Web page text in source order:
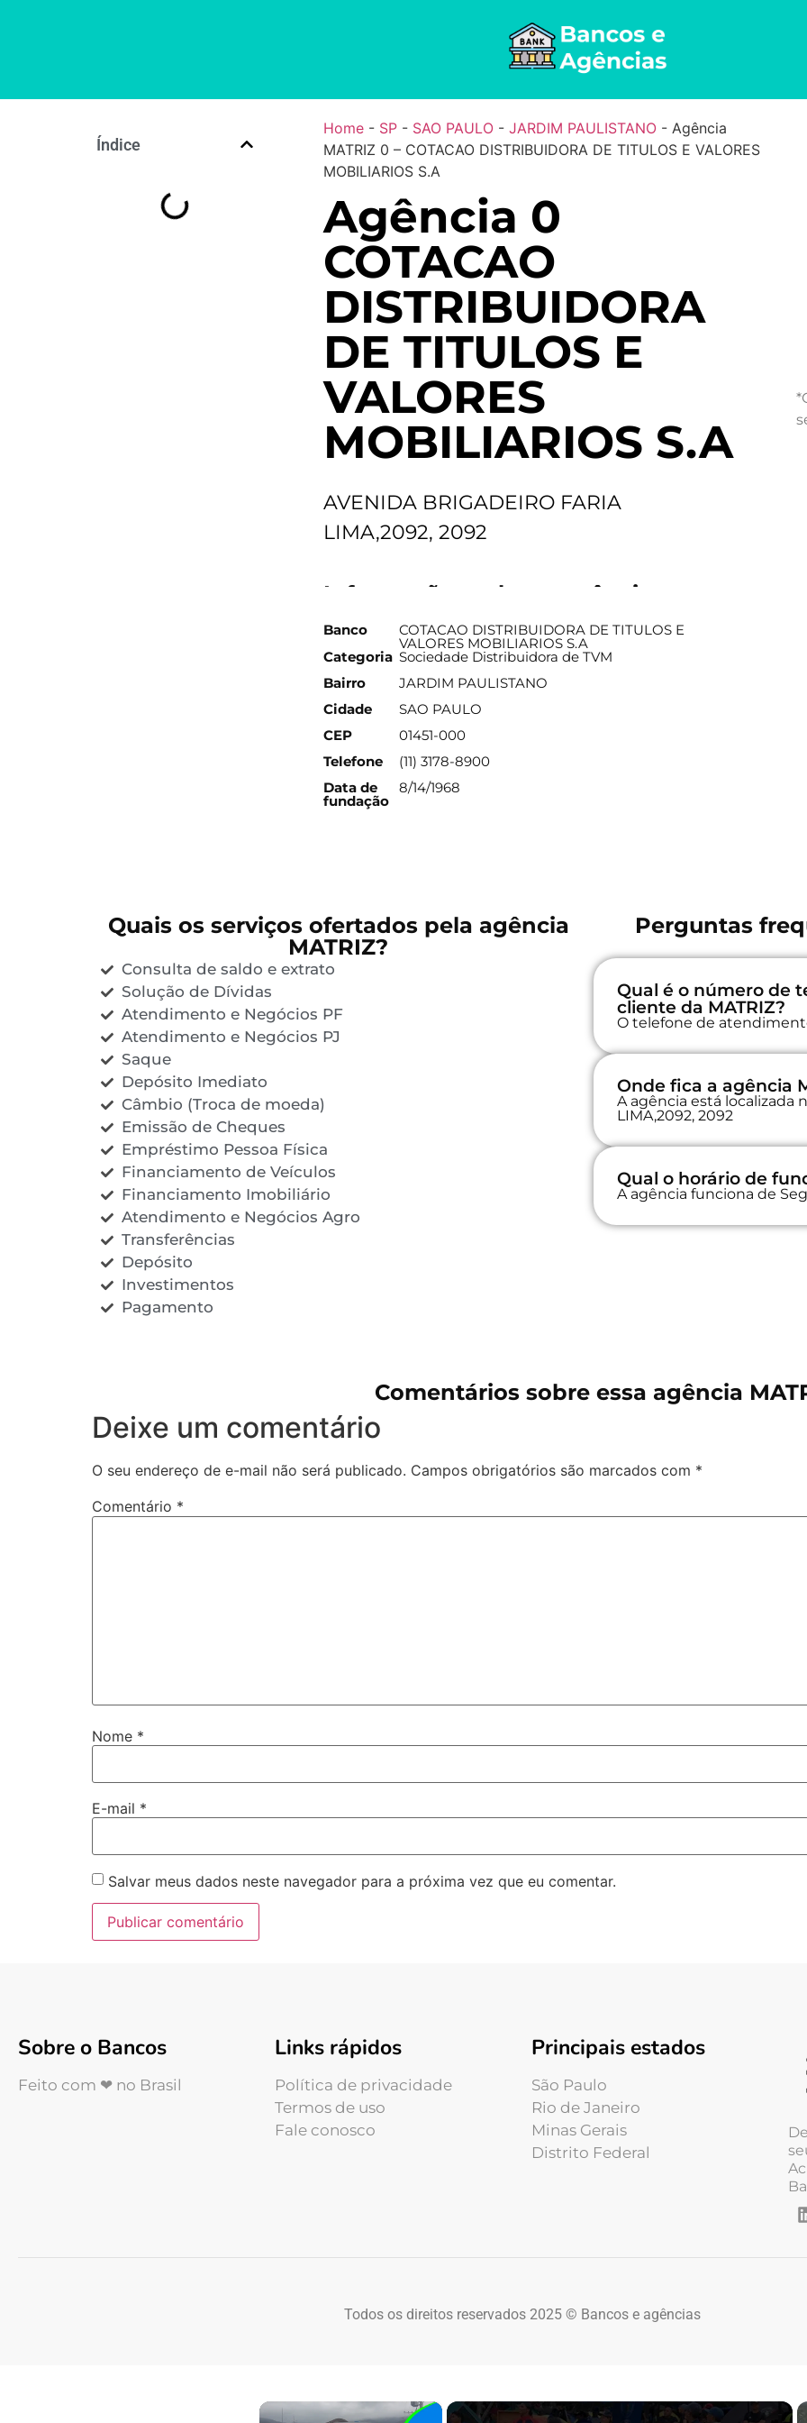
Índice
Home- SP- SAO PAULO- JARDIM PAULISTANO- Agência
MATRIZ 0 – COTACAO DISTRIBUIDORA DE TITULOS E VALORES
MOBILIARIOS S.A
Agência 0
COTACAO
DISTRIBUIDORA
DE TITULOS E
VALORES
MOBILIARIOS S.A
AVENIDA BRIGADEIRO FARIA
LIMA,2092, 2092
Informações sobre a agência
Banco COTACAO DISTRIBUIDORA DE TITULOS E
VALORES MOBILIARIOS S.A
Categoria Sociedade Distribuidora de TVM
Bairro
JARDIM PAULISTANO
Cidade
SAO PAULO
CEP
01451-000
Telefone
(11) 3178-8900
Data de
fundação
8/14/1968
Quais os serviços ofertados pela agência
MATRIZ?
Consulta de saldo e extrato
Solução de Dívidas
Atendimento e Negócios PF
Atendimento e Negócios PJ
Saque
Depósito Imediato
Câmbio (Troca de moeda)
Emissão de Cheques
Empréstimo Pessoa Física
Financiamento de Veículos
Financiamento Imobiliário
Atendimento e Negócios Agro
Transferências
Depósito
Investimentos
Pagamento
Perguntas
Qual é o número de
cliente da MATRIZ?
O telefone de
Onde fica a agência
A agência está localizada
LIMA,2092, 2092
Qual o horário de
A agência funciona de
Comentários sobre essa agência
Deixe um comentário
O seu endereço de e-mail não será publicado. Campos obrigatórios são marcados com *
Comentário *
Nome *
E-mail *
Salvar meus dados neste navegador para a próxima vez que eu comentar.
Sobre o Bancos
Feito com ❤ no Brasil
Links rápidos
Política de privacidade
Termos de uso
Fale conosco
Principais estados
São Paulo
Rio de Janeiro
Minas Gerais
Distrito Federal
Todos os direitos reservados 2025 © Bancos e agências
×